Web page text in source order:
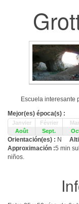
Escuela interesante
Mejor(es) época(s) :
Janvier Février
Août
Sept.
Orientación(es) : N
Approximación :5 min
niños.